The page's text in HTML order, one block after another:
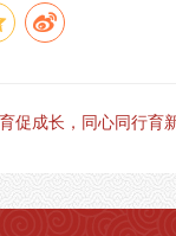
促成长，同心同行